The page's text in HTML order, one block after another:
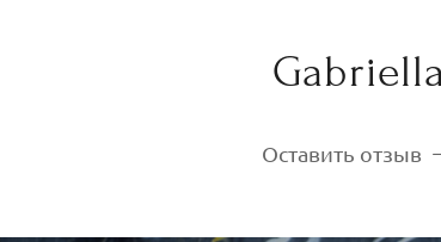
Оставить отзыв